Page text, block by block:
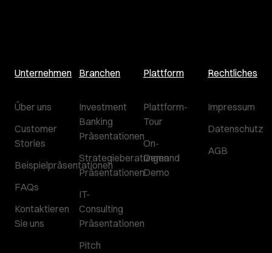
Unternehmen
Über uns
Customer
Stories
Beispielpräsentationen
FAQs
Kontaktieren
Sie uns
Branchen
Investment
Banking
Präsentationen
Strategieberatungen
Präsentationen
IT-
Consulting
Präsentationen
Pitch
Plattform
Plattform-
Tour
On-
Demand
Demo
Rechtliches
Impressum
Datenschutz
AGB